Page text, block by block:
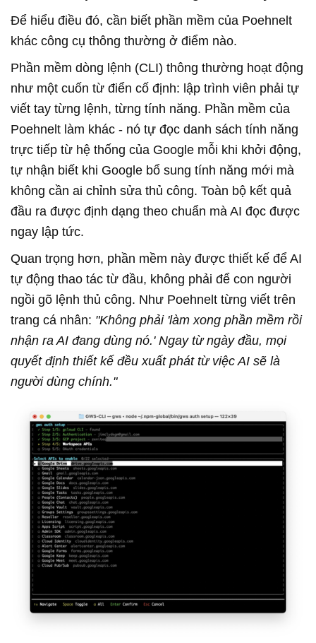
Để hiểu điều đó, cần biết phần mềm của Poehnelt
khác công cụ thông thường ở điểm nào.
Phần mềm dòng lệnh (CLI) thông thường hoạt động
như một cuốn từ điển cố định: lập trình viên phải tự
viết tay từng lệnh, từng tính năng. Phần mềm của
Poehnelt làm khác - nó tự đọc danh sách tính năng
trực tiếp từ hệ thống của Google mỗi khi khởi động,
tự nhận biết khi Google bổ sung tính năng mới mà
không cần ai chỉnh sửa thủ công. Toàn bộ kết quả
đầu ra được định dạng theo chuẩn mà AI đọc được
ngay lập tức.
Quan trọng hơn, phần mềm này được thiết kế để AI
tự động thao tác từ đầu, không phải để con người
ngồi gõ lệnh thủ công. Như Poehnelt từng viết trên
trang cá nhân: "Không phải 'làm xong phần mềm rồi
nhận ra AI đang dùng nó.' Ngay từ ngày đầu, mọi
quyết định thiết kế đều xuất phát từ việc AI sẽ là
người dùng chính."